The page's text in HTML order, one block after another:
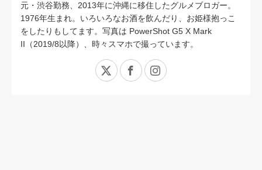
元・渋谷勤務、2013年に沖縄に移住したグルメブロガー。
1976年生まれ。いろいろなお酒を飲んだり、お姫様抱っこ
をしたりもしてます。写真は PowerShot G5 X Mark
II（2019/8以降）、時々スマホで撮っています。
X FacebookInstagram